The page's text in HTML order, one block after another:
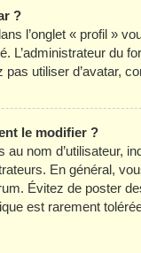
?
l’onglet « profil »
L’administrateur du
utiliser d’avatar,
le modifier ?
nom d’utilisateur,
En général,
Évitez de poster
est rarement